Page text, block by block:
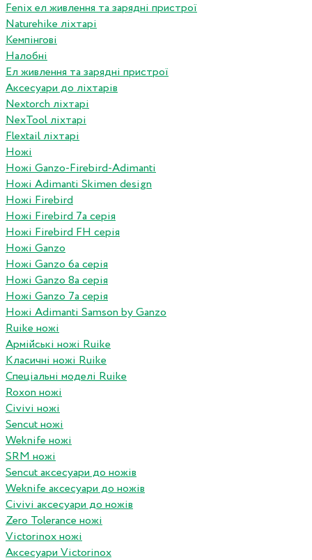
Fenix ел живлення та зарядні пристрої
Naturehike ліхтарі
Кемпінгові
Налобні
Ел живлення та зарядні пристрої
Аксесуари до ліхтарів
Nextorch ліхтарі
NexTool ліхтарі
Flextail ліхтарі
Ножі
Ножі Ganzo-Firebird-Adimanti
Ножі Adimanti Skimen design
Ножі Firebird
Ножі Firebird 7а серія
Ножі Firebird FH серія
Ножі Ganzo
Ножі Ganzo 6а серія
Ножі Ganzo 8а серія
Ножі Ganzo 7а серія
Ножі Adimanti Samson by Ganzo
Ruike ножі
Армійські ножі Ruike
Класичні ножі Ruike
Спеціальні моделі Ruike
Roxon ножi
Civivi ножі
Sencut ножі
Weknife ножі
SRM ножі
Sencut аксесуари до ножів
Weknife аксесуари до ножів
Civivi аксесуари до ножів
Zero Tolerance ножі
Victorinox ножі
Аксесуари Victorinox